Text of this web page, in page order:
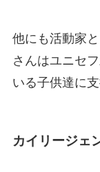
他にも活動家
さんはユニセ
いる子供達に
カイリージ